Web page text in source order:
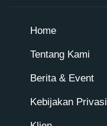
Home
Tentang Kami
Berita & Event
Kebijakan Privasi